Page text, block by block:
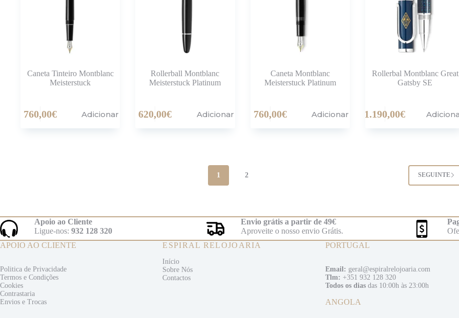
Caneta Tinteiro Montblanc
Meisterstuck
760,00€ Adicionar
Rollerball Montblanc
Meisterstuck Platinum
620,00€ Adicionar
Caneta Montblanc
Meisterstuck Platinum
760,00€ Adicionar
Rollerbal Montblanc Great
Gatsby SE
1.190,00€
1 2 SEGUINTE
Apoio ao Cliente
Ligue-nos: 932 128 320
Envio grátis a partir de 49€
Aproveite o nosso envio Grátis.
APOIO AO CLIENTE
Politica de Privacidade
Termos e Condições
Cookies
Contrastaria
Envios e Trocas
ESPIRAL RELOJOARIA
Início
Sobre Nós
Contactos
PORTUGAL
Email: geral@espiralrelojoaria.com
Tlm: +351 932 128 320
Todos os diasdas 10:00h às 23:00h
ANGOLA